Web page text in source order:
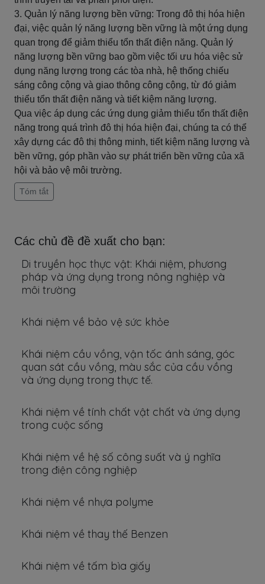
3. Quản lý năng lượng bền vững: Trong đô thị hóa hiện
đại, việc quản lý năng lượng bền vững là một ứng dụng
quan trọng để giảm thiểu tổn thất điện năng. Quản lý
năng lượng bền vững bao gồm việc tối ưu hóa việc sử
dụng năng lượng trong các tòa nhà, hệ thống chiếu
sáng công cộng và giao thông công cộng, từ đó giảm
thiểu tổn thất điện năng và tiết kiệm năng lượng.
Qua việc áp dụng các ứng dụng giảm thiểu tổn thất điện
năng trong quá trình đô thị hóa hiện đại, chúng ta có thể
xây dựng các đô thị thông minh, tiết kiệm năng lượng và
bền vững, góp phần vào sự phát triển bền vững của xã
hội và bảo vệ môi trường.
Tóm tắt
Các chủ đề đề xuất cho bạn:
Di truyền học thực vật: Khái niệm, phương
pháp và ứng dụng trong nông nghiệp và
môi trường
Khái niệm về bảo vệ sức khỏe
Khái niệm cầu vồng, vận tốc ánh sáng, góc
quan sát cầu vồng, màu sắc của cầu vồng
và ứng dụng trong thực tế.
Khái niệm về tính chất vật chất và ứng dụng
trong cuộc sống
Khái niệm về hệ số công suất và ý nghĩa
trong điện công nghiệp
Khái niệm về nhựa polyme
Khái niệm về thay thế Benzen
Khái niệm về tấm bìa giấy